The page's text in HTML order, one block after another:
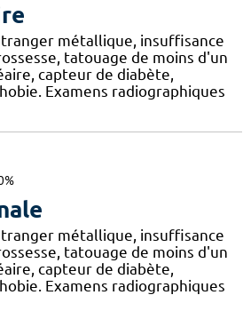
métallique, insuffisance
tatouage de moins d'un
capteur de diabète,
Examens radiographiques
métallique, insuffisance
tatouage de moins d'un
capteur de diabète,
Examens radiographiques